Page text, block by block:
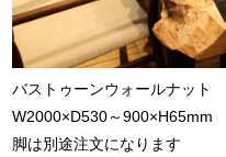
バストゥーンウォールナット
W2000×D530～
脚は別途注文になります